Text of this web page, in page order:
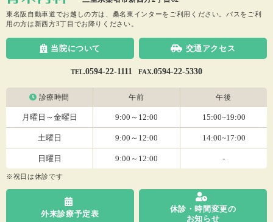
東名阪自動車道でお越しの方は、桑名東インターをご利用ください。 バスをご利
用の方は新西方3丁目でお降りください。
当院について 交通アクセス
TEL.0594-22-1111 FAX.0594-22-5330
診療時間 午前 午後
月曜日～金曜日 9:00～12:00 15:00~19:00
土曜日 9:00～12:00 14:00~17:00
日曜日 9:00～12:00 -
※祝日は休診です
外来診療予定表
休診・時間変更の
お知らせ